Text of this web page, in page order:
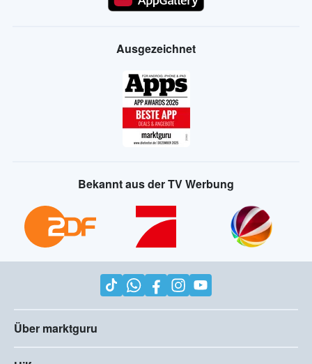
Ausgezeichnet
Bekannt aus der TV Werbung
Über marktguru